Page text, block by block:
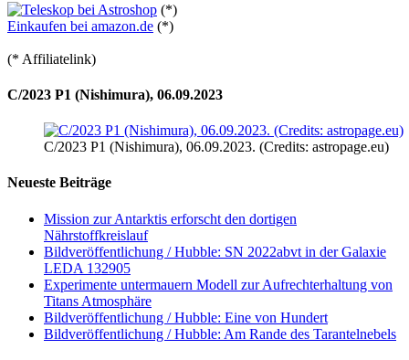
(*)
Einkaufen bei amazon.de (*)
(* Affiliatelink)
C/2023 P1 (Nishimura), 06.09.2023
C/2023 P1 (Nishimura), 06.09.2023. (Credits: astropage.eu)
Neueste Beiträge
Mission zur Antarktis erforscht den dortigen
Nährstoffkreislauf
Bildveröffentlichung / Hubble: SN 2022abvt in der Galaxie
LEDA 132905
Experimente untermauern Modell zur Aufrechterhaltung von
Titans Atmosphäre
Bildveröffentlichung / Hubble: Eine von Hundert
Bildveröffentlichung / Hubble: Am Rande des Tarantelnebels